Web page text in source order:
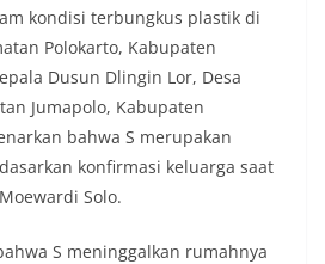
kondisi terbungkus plastik di
Polokarto, Kabupaten
Dusun Dlingin Lor, Desa
Jumapolo, Kabupaten
bahwa S merupakan
konfirmasi keluarga saat
Solo.
S meninggalkan rumahnya